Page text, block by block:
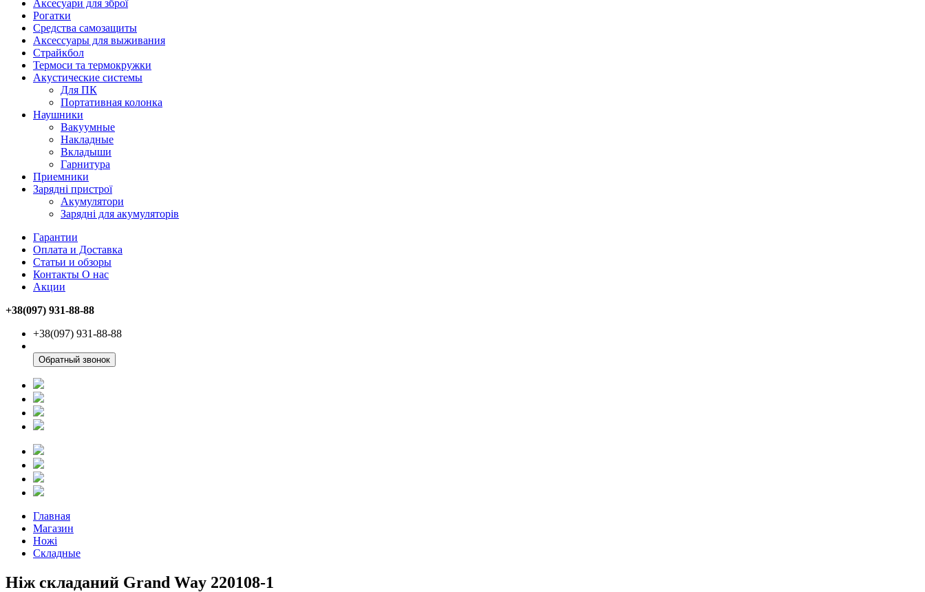
Аксесуари для зброї
Рогатки
Средства самозащиты
Аксессуары для выживания
Страйкбол
Термоси та термокружки
Акустические системы
Для ПК
Портативная колонка
Наушники
Вакуумные
Накладные
Вкладыши
Гарнитура
Приемники
Зарядні пристрої
Акумулятори
Зарядні для акумуляторів
Гарантии
Оплата и Доставка
Статьи и обзоры
Контакты О нас
Акции
+38(097) 931-88-88
+38(097) 931-88-88
Обратный звонок
Главная
Магазин
Ножі
Складные
Ніж складаний Grand Way 220108-1